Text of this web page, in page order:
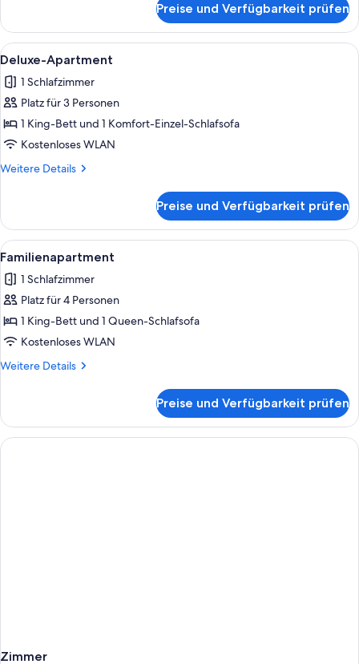
Apartment
Preise und Verfügbarkeit prüfen
Alle
Fotos
für
Deluxe-
Apartment
anzeigen
Ein Hotelzimmer mit Bett, einer
15
Deluxe-Apartment
1 Schlafzimmer
Platz für 3 Personen
1 King-Bett und 1 Komfort-Einzel-Schlafsofa
Kostenloses WLAN
Weitere Details
Weitere
Apartment
Preise und Verfügbarkeit prüfen
Alle
Fotos
für
Familienapartment
anzeigen
Ein Hotelzimmer mit einem großen
19
Familienapartment
1 Schlafzimmer
Platz für 4 Personen
1 King-Bett und 1 Queen-Schlafsofa
Kostenloses WLAN
Weitere Details
Weitere
Preise und Verfügbarkeit prüfen
Zimmer